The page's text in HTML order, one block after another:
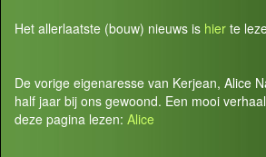
Het allerlaatste (bouw) nieuws is hier te
De vorige eigenaresse van Kerjean, Alice
half jaar bij ons gewoond. Een mooi
deze pagina lezen: Alice